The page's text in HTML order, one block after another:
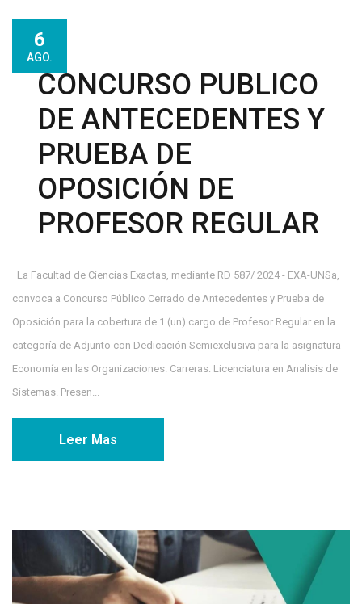
6
AGO.
CONCURSO PUBLICO
DE ANTECEDENTES Y
PRUEBA DE
OPOSICIÓN DE
PROFESOR REGULAR
La Facultad de Ciencias Exactas, mediante RD 587/ 2024 - EXA-UNSa,
convoca a Concurso Público Cerrado de Antecedentes y Prueba de
Oposición para la cobertura de 1 (un) cargo de Profesor Regular en la
categoría de Adjunto con Dedicación Semiexclusiva para la asignatura
Economía en las Organizaciones. Carreras: Licenciatura en Analisis de
Sistemas. Presen...
Leer Mas